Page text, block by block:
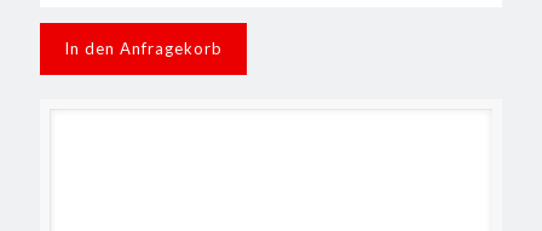
In den Anfragekorb